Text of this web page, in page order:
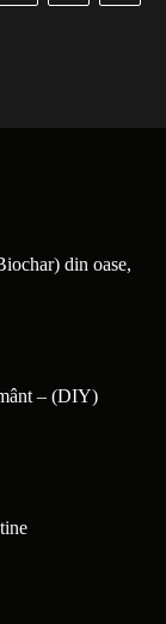
din oase,
– (DIY)